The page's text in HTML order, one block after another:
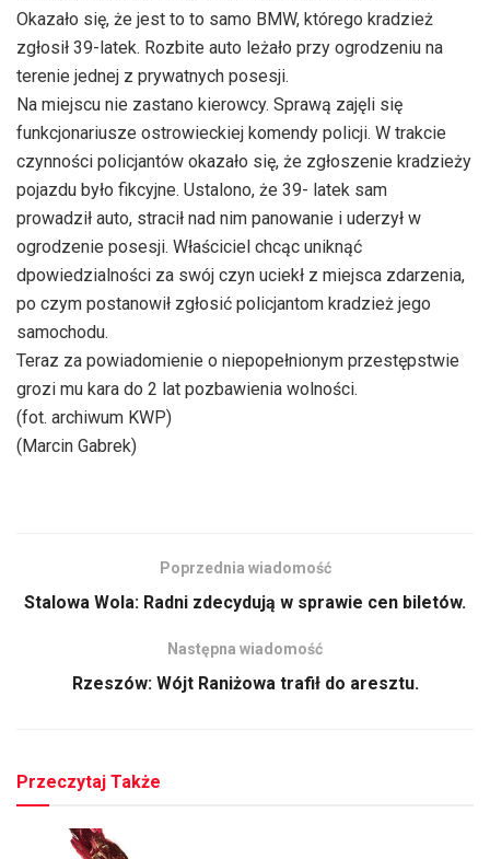
Okazało się, że jest to to samo BMW, którego kradzież
zgłosił 39-latek. Rozbite auto leżało przy ogrodzeniu na
terenie jednej z prywatnych posesji.
Na miejscu nie zastano kierowcy. Sprawą zajęli się
funkcjonariusze ostrowieckiej komendy policji. W trakcie
czynności policjantów okazało się, że zgłoszenie kradzieży
pojazdu było fikcyjne. Ustalono, że 39- latek sam
prowadził auto, stracił nad nim panowanie i uderzył w
ogrodzenie posesji. Właściciel chcąc uniknąć
dpowiedzialności za swój czyn uciekł z miejsca zdarzenia,
po czym postanowił zgłosić policjantom kradzież jego
samochodu.
Teraz za powiadomienie o niepopełnionym przestępstwie
grozi mu kara do 2 lat pozbawienia wolności.
(fot. archiwum KWP)
(Marcin Gabrek)
Poprzednia wiadomość
Stalowa Wola: Radni zdecydują w sprawie cen biletów.
Następna wiadomość
Rzeszów: Wójt Raniżowa trafił do aresztu.
Przeczytaj Także